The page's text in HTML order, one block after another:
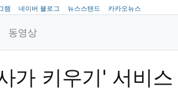
램 네이버 블로그 뉴스스탠드 카카오뉴스
동영상
가 키우기' 서비스